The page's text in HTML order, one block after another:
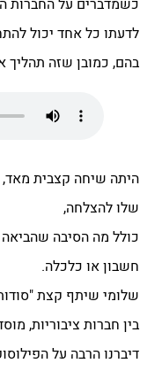
לדעתו כל אחד יכול
בהם, כמובן שזה
היתה שיחה קצבית מאד,
שלו להצלחה,
כולל מה הסיבה
חשבון או כלכלה.
שלומי שיתף קצת
בין חברות ציבוריות,
דיברנו הרבה על